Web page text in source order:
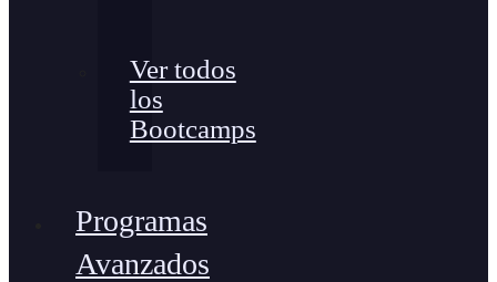
Ver todos
los
Bootcamps
Programas
Avanzados